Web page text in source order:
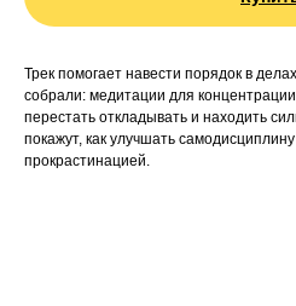
Трек помогает навести порядок в
собрали: медитации для
перестать откладывать и находить
покажут, как улучшать
прокрастинацией.